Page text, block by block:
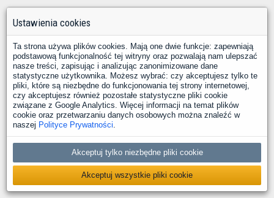
Ustawienia cookies
Ta strona używa plików cookies. Mają one dwie funkcje: zapewniają
podstawową funkcjonalność tej witryny oraz pozwalają nam ulepszać
nasze treści, zapisując i analizując zanonimizowane dane
statystyczne użytkownika. Możesz wybrać: czy akceptujesz tylko te
pliki, które są niezbędne do funkcjonowania tej strony internetowej,
czy akceptujesz również pozostałe statystyczne pliki cookie
związane z Google Analytics. Więcej informacji na temat plików
cookie oraz przetwarzaniu danych osobowych można znaleźć w
naszej Polityce Prywatności.
Akceptuj tylko niezbędne pliki cookie
Akceptuj wszystkie pliki cookie